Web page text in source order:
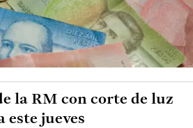
la RM con corte de luz
este jueves